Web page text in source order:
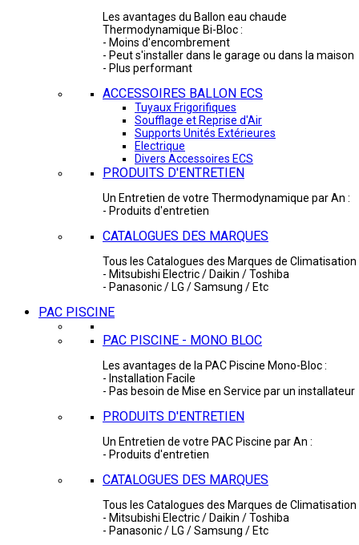
Les avantages du Ballon eau chaude
Thermodynamique Bi-Bloc :
- Moins d'encombrement
- Peut s'installer dans le garage ou dans la maison
- Plus performant
ACCESSOIRES BALLON ECS
Tuyaux Frigorifiques
Soufflage et Reprise d'Air
Supports Unités Extérieures
Electrique
Divers Accessoires ECS
PRODUITS D'ENTRETIEN
Un Entretien de votre Thermodynamique par An :
- Produits d'entretien
CATALOGUES DES MARQUES
Tous les Catalogues des Marques de Climatisation
- Mitsubishi Electric / Daikin / Toshiba
- Panasonic / LG / Samsung / Etc
PAC PISCINE
PAC PISCINE - MONO BLOC
Les avantages de la PAC Piscine Mono-Bloc :
- Installation Facile
- Pas besoin de Mise en Service par un installateur
PRODUITS D'ENTRETIEN
Un Entretien de votre PAC Piscine par An :
- Produits d'entretien
CATALOGUES DES MARQUES
Tous les Catalogues des Marques de Climatisation
- Mitsubishi Electric / Daikin / Toshiba
- Panasonic / LG / Samsung / Etc